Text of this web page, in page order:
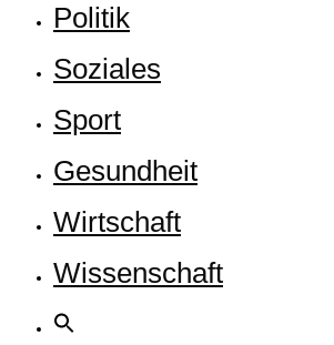
Poli­tik
Sozia­les
Sport
Gesund­heit
Wirt­schaft
Wis­sen­schaft